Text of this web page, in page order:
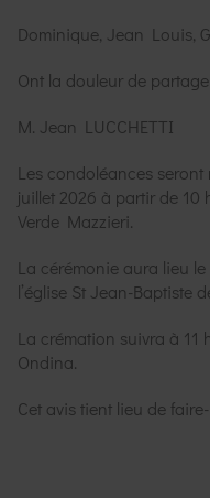
Dominique, Jean Louis,
Ont la douleur de
M. Jean LUCCHETTI
Les condoléances
juillet 2026 à partir de 10
Verde Mazzieri.
La cérémonie aura lieu
l’église St Jean-Baptiste
La crémation suivra à
Ondina.
Cet avis tient lieu de